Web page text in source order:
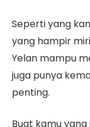
Seperti yang
yang hampir
Yelan mampu
juga punya
penting.
Buat kamu